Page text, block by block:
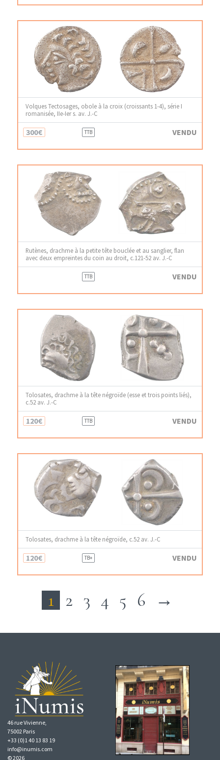
Volques Tectosages, obole à la croix (croissants 1-4), série I
romanisée, IIe-Ier s. av. J.-C
300€ TTB VENDU
Rutènes, drachme à la petite tête bouclée et au sanglier, flan
avec deux empreintes du coin au droit, c.121-52 av. J.-C
TTB VENDU
Tolosates, drachme à la tête négroïde (esse et trois points liés),
c.52 av. J.-C
120€ TTB VENDU
Tolosates, drachme à la tête négroïde, c.52 av. J.-C
120€ TB+ VENDU
1 2 3 4 5 6 →
46 rue Vivienne,
75002 Paris
+33 (0)1 40 13 83 19
info@inumis.com
© 2026